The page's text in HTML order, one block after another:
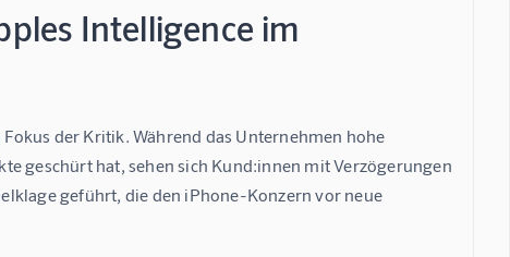
Intelligence im
der Kritik. Während das Unternehmen hohe
geschürt hat, sehen sich Kund:innen mit Verzögerungen
geführt, die den iPhone-Konzern vor neue